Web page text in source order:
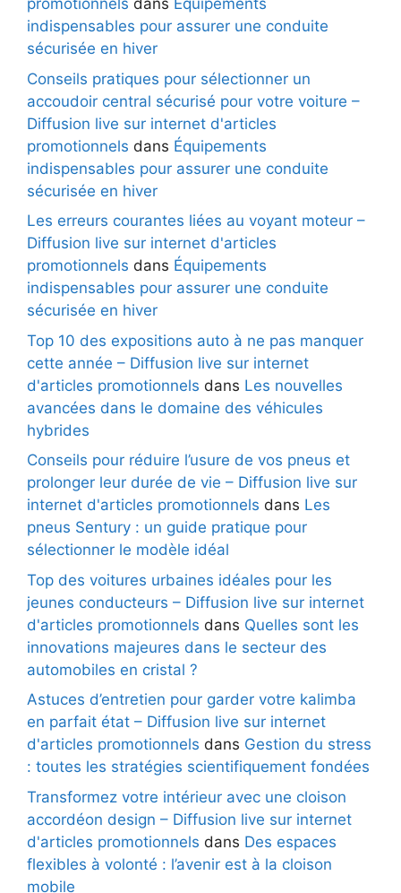
promotionnels dans Équipements
indispensables pour assurer une conduite
sécurisée en hiver
Conseils pratiques pour sélectionner un
accoudoir central sécurisé pour votre voiture –
Diffusion live sur internet d'articles
promotionnels dans Équipements
indispensables pour assurer une conduite
sécurisée en hiver
Les erreurs courantes liées au voyant moteur –
Diffusion live sur internet d'articles
promotionnels dans Équipements
indispensables pour assurer une conduite
sécurisée en hiver
Top 10 des expositions auto à ne pas manquer
cette année – Diffusion live sur internet
d'articles promotionnels dans Les nouvelles
avancées dans le domaine des véhicules
hybrides
Conseils pour réduire l’usure de vos pneus et
prolonger leur durée de vie – Diffusion live sur
internet d'articles promotionnels dans Les
pneus Sentury : un guide pratique pour
sélectionner le modèle idéal
Top des voitures urbaines idéales pour les
jeunes conducteurs – Diffusion live sur internet
d'articles promotionnels dans Quelles sont les
innovations majeures dans le secteur des
automobiles en cristal ?
Astuces d’entretien pour garder votre kalimba
en parfait état – Diffusion live sur internet
d'articles promotionnels dans Gestion du stress
: toutes les stratégies scientifiquement fondées
Transformez votre intérieur avec une cloison
accordéon design – Diffusion live sur internet
d'articles promotionnels dans Des espaces
flexibles à volonté : l’avenir est à la cloison
mobile